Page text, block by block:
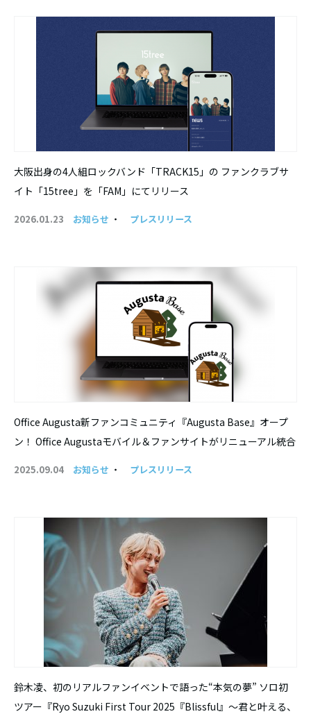
大阪出身の4⼈組ロックバンド「TRACK15」の ファンクラブサ
イト「15tree」を「FAM」にてリリース
2026.01.23 お知らせ ・ プレスリリース
Office Augusta新ファンコミュニティ『Augusta Base』オープ
ン！ Office Augustaモバイル＆ファンサイトがリニューアル統合
2025.09.04 お知らせ ・ プレスリリース
鈴木凌、初のリアルファンイベントで語った“本気の夢” ソロ初
ツアー『Ryo Suzuki First Tour 2025『Blissful』〜君と叶える、